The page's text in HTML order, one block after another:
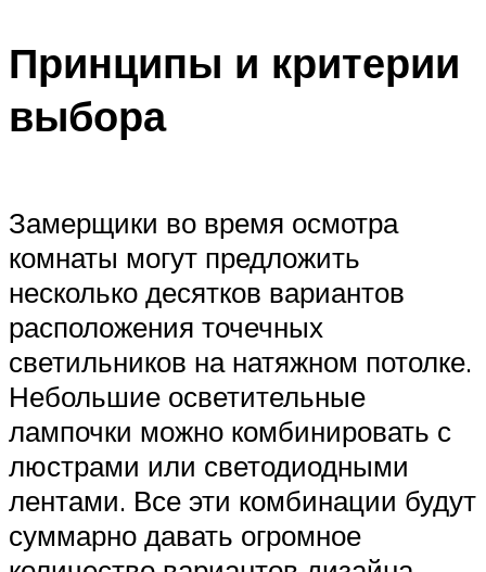
Принципы и критерии
выбора
Замерщики во время осмотра
комнаты могут предложить
несколько десятков вариантов
расположения точечных
светильников на натяжном потолке.
Небольшие осветительные
лампочки можно комбинировать с
люстрами или светодиодными
лентами. Все эти комбинации будут
суммарно давать огромное